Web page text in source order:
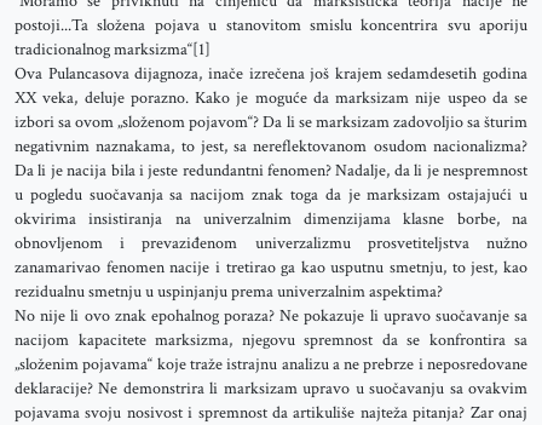
postoji...Ta složena pojava u stanovitom smislu koncentrira svu aporiju
tradicionalnog marksizma“[1]
Ova Pulancasova dijagnoza, inače izrečena još krajem sedamdesetih godina
XX veka, deluje porazno. Kako je moguće da marksizam nije uspeo da se
izbori sa ovom „složenom pojavom“? Da li se marksizam zadovoljio sa šturim
negativnim naznakama, to jest, sa nereflektovanom osudom nacionalizma?
Da li je nacija bila i jeste redundantni fenomen? Nadalje, da li je nespremnost
u pogledu suočavanja sa nacijom znak toga da je marksizam ostajajući u
okvirima insistiranja na univerzalnim dimenzijama klasne borbe, na
obnovljenom i prevaziđenom univerzalizmu prosvetiteljstva nužno
zanamarivao fenomen nacije i tretirao ga kao usputnu smetnju, to jest, kao
rezidualnu smetnju u uspinjanju prema univerzalnim aspektima?
No nije li ovo znak epohalnog poraza? Ne pokazuje li upravo suočavanje sa
nacijom kapacitete marksizma, njegovu spremnost da se konfrontira sa
„složenim pojavama“ koje traže istrajnu analizu a ne prebrze i neposredovane
deklaracije? Ne demonstrira li marksizam upravo u suočavanju sa ovakvim
pojavama svoju nosivost i spremnost da artikuliše najteža pitanja? Zar onaj